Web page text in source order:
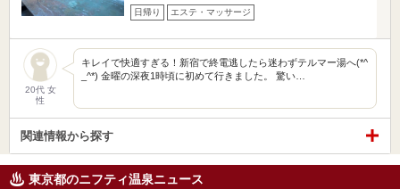
日帰り エステ・マッサージ
20代 女
性
キレイで快適すぎる！新宿で終電逃したら迷わずテルマー湯へ(*^
_^*) 金曜の深夜1時頃に初めて行きました。 驚い…
関連情報から探す
東京都のニフティ温泉ニュース